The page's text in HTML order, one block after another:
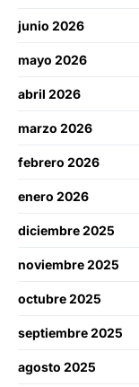
junio 2026
mayo 2026
abril 2026
marzo 2026
febrero 2026
enero 2026
diciembre 2025
noviembre 2025
octubre 2025
septiembre 2025
agosto 2025